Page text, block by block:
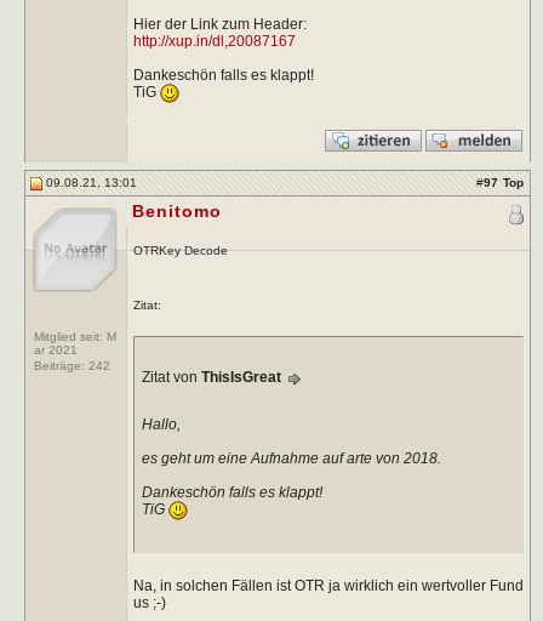
Hier der Link zum Header:
http://xup.in/dl,20087167
Dankeschön falls es klappt!
TiG
09.08.21, 13:01 #97 Top
Mitglied seit: M
ar 2021
Beiträge: 242
Benitomo
OTRKey Decode
Zitat:
Zitat von ThisIsGreat
Hallo,
es geht um eine Aufnahme auf arte von 2018.
Dankeschön falls es klappt!
TiG
Na, in solchen Fällen ist OTR ja wirklich ein wertvoller Fund
us ;-)